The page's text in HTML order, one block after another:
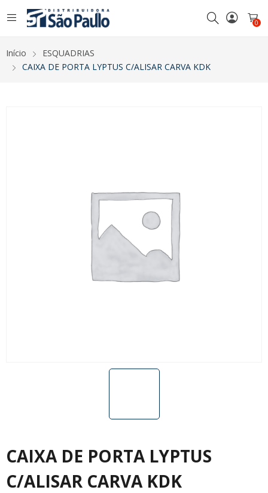
0
Início
ESQUADRIAS
CAIXA DE PORTA LYPTUS C/ALISAR CARVA KDK
CAIXA DE PORTA LYPTUS
C/ALISAR CARVA KDK